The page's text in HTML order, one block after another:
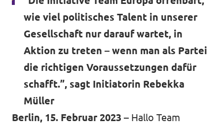
Transparenz
Datenschutz
Impressum
wie viel politisches Talent in unserer
Gesellschaft nur darauf wartet, in
Aktion zu treten – wenn man als Partei
die richtigen Voraussetzungen dafür
schafft.”, sagt Initiatorin Rebekka
Müller
Berlin, 15. Februar 2023 – Hallo Team